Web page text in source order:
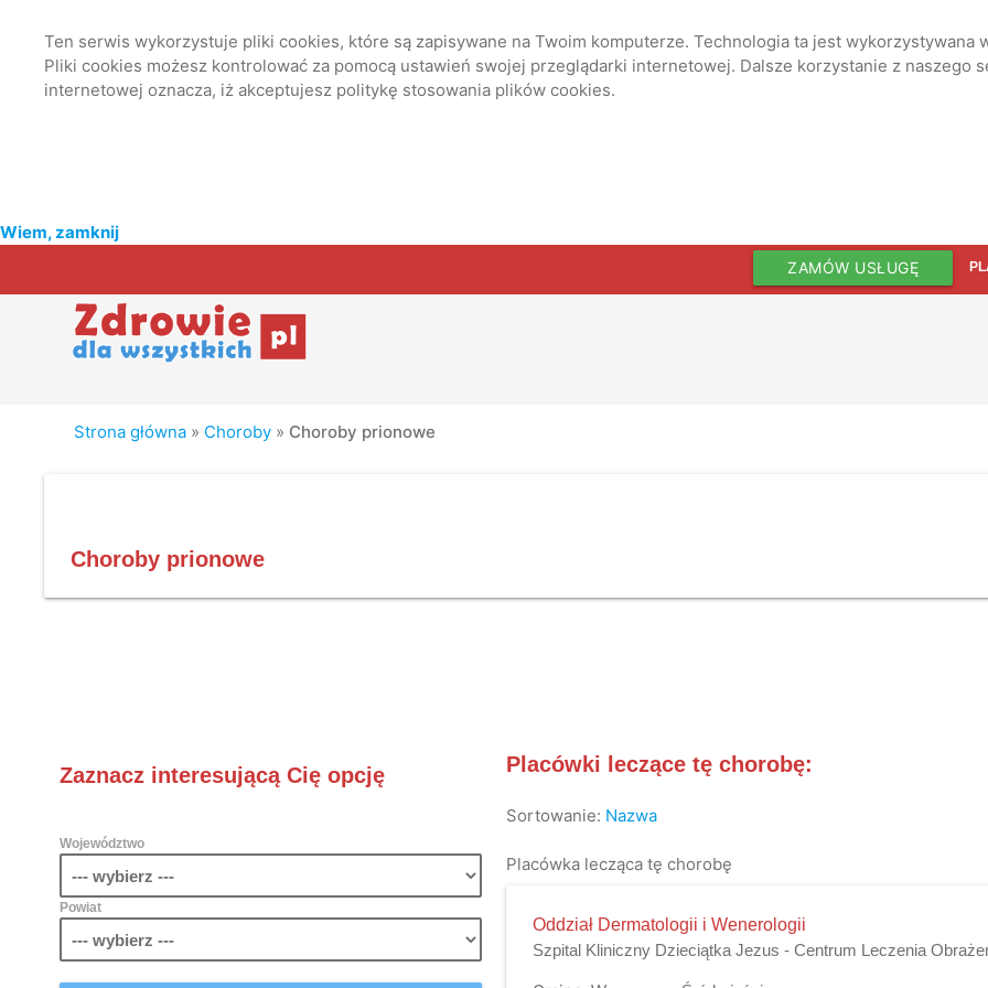
Ten serwis wykorzystuje pliki cookies, które są zapisywane na Twoim komputerze. Technologia ta jest
Pliki cookies możesz kontrolować za pomocą ustawień swojej przeglądarki internetowej. Dalsze korzystanie z
internetowej oznacza, iż akceptujesz politykę stosowania plików cookies.
Wiem, zamknij
ZAMÓW USŁUGĘ
Strona główna » Choroby » Choroby prionowe
Choroby prionowe
Zaznacz interesującą Cię opcję
Województwo
Powiat
Placówki leczące tę chorobę:
Sortowanie: Nazwa
Placówka lecząca tę chorobę
Oddział Dermatologii i Wenerologii
Szpital Kliniczny Dzieciątka Jezus - Centrum Leczenia